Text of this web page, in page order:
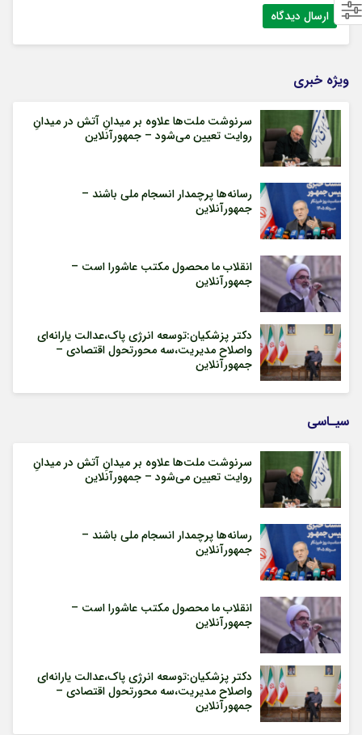
ویژه خبری
سرنوشت ملت‌ها علاوه بر میدانِ آتش در میدانِ
روایت تعیین می‌شود – جمهورآنلاین
رسانه‌ها پرچمدار انسجام ملی باشند –
جمهورآنلاین
انقلاب ما محصول مکتب عاشورا است –
جمهورآنلاین
دکتر پزشکیان:توسعه انرژی پاک،عدالت یارانه‌ای
واصلاح مدیریت،سه محورتحول اقتصادی –
جمهورآنلاین
سیـاسی
سرنوشت ملت‌ها علاوه بر میدانِ آتش در میدانِ
روایت تعیین می‌شود – جمهورآنلاین
رسانه‌ها پرچمدار انسجام ملی باشند –
جمهورآنلاین
انقلاب ما محصول مکتب عاشورا است –
جمهورآنلاین
دکتر پزشکیان:توسعه انرژی پاک،عدالت یارانه‌ای
واصلاح مدیریت،سه محورتحول اقتصادی –
جمهورآنلاین